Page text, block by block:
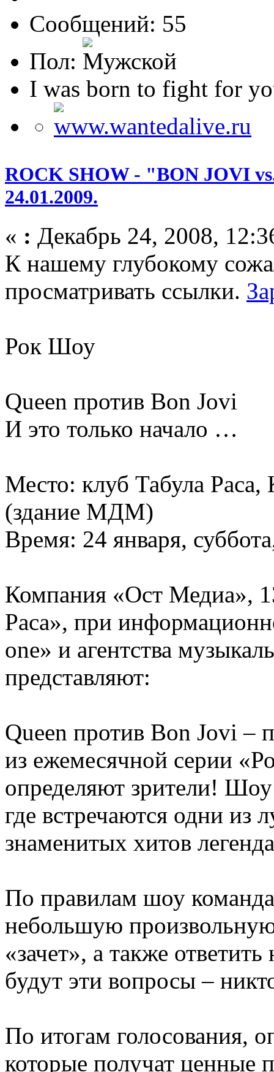
Сообщений: 55
Пол:
I was born to fight for
ROCK SHOW - "BON JOVI
24.01.2009.
« : Декабрь 24, 2008,
К нашему глубокому
просматривать ссылки.
Рок Шоу
Queen против Bon Jovi
И это только начало …
Место: клуб Табула
(здание МДМ)
Время: 24 января,
Компания «Ост Медиа»,
Раса», при
one» и агентства
представляют:
Queen против Bon Jovi –
из ежемесячной серии
определяют зрители! Шоу
где встречаются одни из
знаменитых хитов
По правилам шоу
небольшую
«зачет», а также
будут эти вопросы –
По итогам голосования,
которые получат ценные